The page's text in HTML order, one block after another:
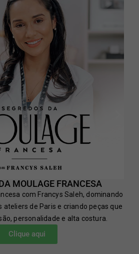
MOULAGE FRANCESA
com Francys Saleh, dominando
ateliers de Paris e criando peças que
personalidade e alta costura.
Clique aqui